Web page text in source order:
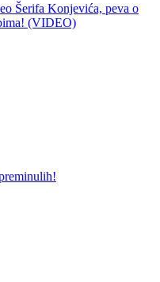
Šerifa Konjevića, peva o
(VIDEO)